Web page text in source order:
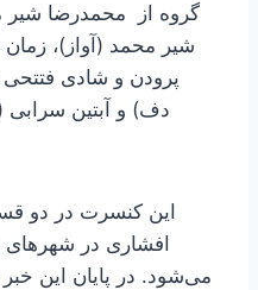
گروه از محمدرضا شیر
شیر محمد (آواز)،
پرودن و شادی فتتحی
دف) و آبتین سرابی
این کنسرت در دو
افشاری در شهرهای
می‌شود. در پایان این خبر